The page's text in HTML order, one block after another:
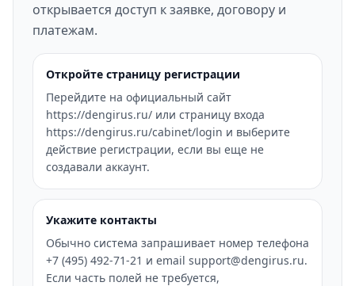
открывается доступ к заявке, договору и
платежам.
Откройте страницу регистрации
Перейдите на официальный сайт
https://dengirus.ru/ или страницу входа
https://dengirus.ru/cabinet/login и выберите
действие регистрации, если вы еще не
создавали аккаунт.
Укажите контакты
Обычно система запрашивает номер телефона
+7 (495) 492-71-21 и email support@dengirus.ru.
Если часть полей не требуется,